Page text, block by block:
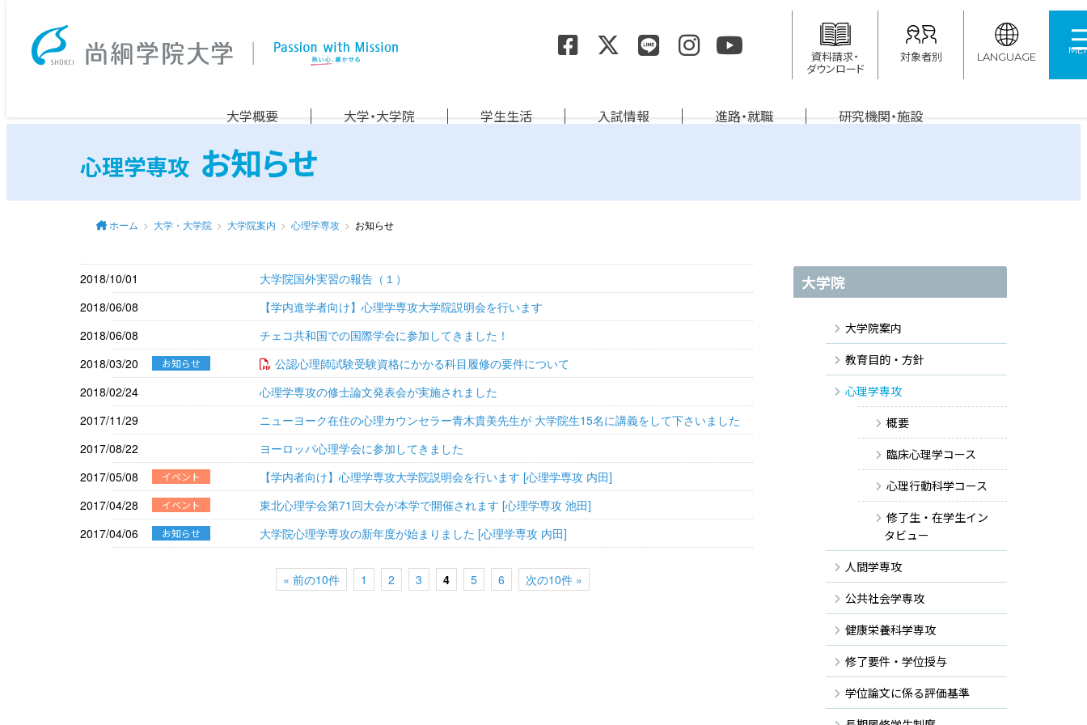
資料請求・
ダウンロード
対象者別 LANGUAGE
大学概要 大学・大学院 学生生活 入試情報 進路・就職 研究機関・施設
心理学専攻 お知らせ
ホーム 大学・大学院 大学院案内 心理学専攻 お知らせ
2018/10/01
大学院国外実習の報告（１）
2018/06/08
【学内進学者向け】心理学専攻大学院説明会を行います
2018/06/08
チェコ共和国での国際学会に参加してきました！
2018/03/20
お知らせ
公認心理師試験受験資格にかかる科目履修の要件について
2018/02/24
心理学専攻の修士論文発表会が実施されました
2017/11/29
ニューヨーク在住の心理カウンセラー青木貴美先生が 大学院生15名に講義をして下さいました
2017/08/22
ヨーロッパ心理学会に参加してきました
2017/05/08
イベント
【学内者向け】心理学専攻大学院説明会を行います [心理学専攻 内田]
2017/04/28
イベント
東北心理学会第71回大会が本学で開催されます [心理学専攻 池田]
2017/04/06
お知らせ 大学院心理学専攻の新年度が始まりました [心理学専攻 内田]
« 前の10件 1 2 3 4 5 6 次の10件 »
大学院
大学院案内
教育目的・方針
心理学専攻
概要
臨床心理学コース
心理行動科学コース
修了生・在学生イン
タビュー
人間学専攻
公共社会学専攻
健康栄養科学専攻
修了要件・学位授与
学位論文に係る評価基準